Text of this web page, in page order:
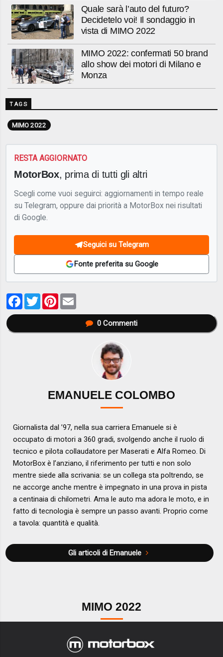
Quale sarà l’auto del futuro?
Decidetelo voi! Il sondaggio in
vista di MIMO 2022
MIMO 2022: confermati 50 brand
allo show dei motori di Milano e
Monza
TAGS
MIMO 2022
RESTA AGGIORNATO
MotorBox, prima di tutti gli altri
Scegli come vuoi seguirci: aggiornamenti in tempo reale
su Telegram, oppure dai priorità a MotorBox nei risultati
di Google.
Seguici su Telegram
Fonte preferita su Google
Facebook
TwitterPinterest
0Commenti
EMANUELE COLOMBO
Giornalista dal ’97, nella sua carriera Emanuele si è
occupato di motori a 360 gradi, svolgendo anche il ruolo di
tecnico e pilota collaudatore per Maserati e Alfa Romeo. Di
MotorBox è l’anziano, il riferimento per tutti e non solo
mentre siede alla scrivania: se un collega sta poltrendo, se
ne accorge anche mentre è impegnato in una prova in pista
a centinaia di chilometri. Ama le auto ma adora le moto, e in
fatto di tecnologia è sempre un passo avanti. Proprio come
a tavola: quantità e qualità.
Gli articoli di Emanuele
MIMO 2022